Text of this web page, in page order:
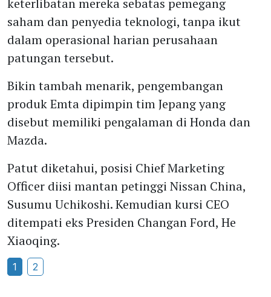
keterlibatan mereka sebatas pemegang
saham dan penyedia teknologi, tanpa ikut
dalam operasional harian perusahaan
patungan tersebut.
Bikin tambah menarik, pengembangan
produk Emta dipimpin tim Jepang yang
disebut memiliki pengalaman di Honda dan
Mazda.
Patut diketahui, posisi Chief Marketing
Officer diisi mantan petinggi Nissan China,
Susumu Uchikoshi. Kemudian kursi CEO
ditempati eks Presiden Changan Ford, He
Xiaoqing.
1 2